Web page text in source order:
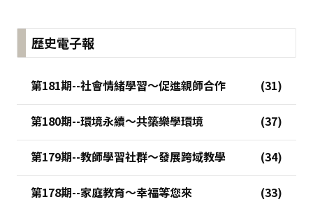
歷史電子報
第181期--社會情緒學習～促進親師合作
第180期--環境永續～共築樂學環境
第179期--教師學習社群～發展跨域教學
第178期--家庭教育～幸福等您來